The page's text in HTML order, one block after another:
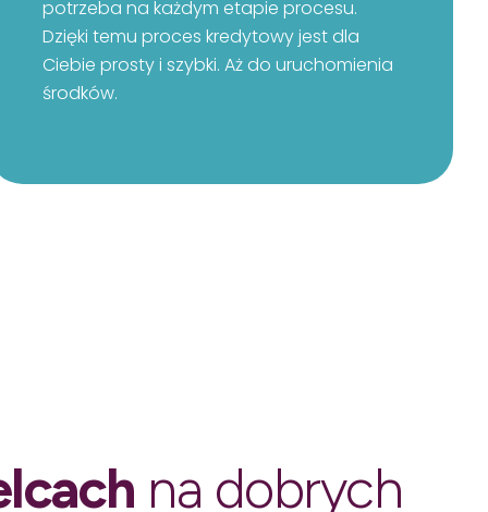
potrzeba na każdym etapie procesu.
Dzięki temu proces kredytowy jest dla
Ciebie prosty i szybki. Aż do uruchomienia
środków.
na dobrych